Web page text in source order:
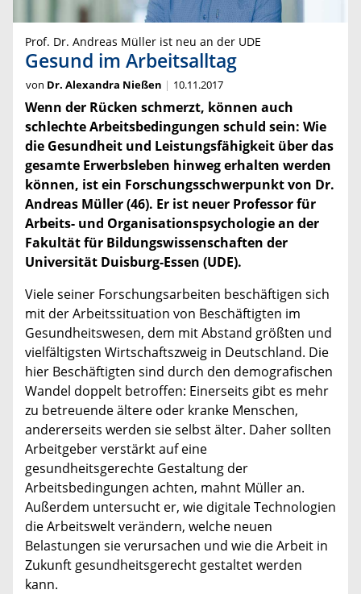
Prof. Dr. Andreas Müller ist neu an der UDE
Gesund im Arbeitsalltag
von Dr. Alexandra Nießen 10.11.2017
Wenn der Rücken schmerzt, können auch
schlechte Arbeitsbedingungen schuld sein: Wie
die Gesundheit und Leistungsfähigkeit über das
gesamte Erwerbsleben hinweg erhalten werden
können, ist ein Forschungsschwerpunkt von Dr.
Andreas Müller (46). Er ist neuer Professor für
Arbeits- und Organisationspsychologie an der
Fakultät für Bildungswissenschaften der
Universität Duisburg-Essen (UDE).
Viele seiner Forschungsarbeiten beschäftigen sich
mit der Arbeitssituation von Beschäftigten im
Gesundheitswesen, dem mit Abstand größten und
vielfältigsten Wirtschaftszweig in Deutschland. Die
hier Beschäftigten sind durch den demografischen
Wandel doppelt betroffen: Einerseits gibt es mehr
zu betreuende ältere oder kranke Menschen,
andererseits werden sie selbst älter. Daher sollten
Arbeitgeber verstärkt auf eine
gesundheitsgerechte Gestaltung der
Arbeitsbedingungen achten, mahnt Müller an.
Außerdem untersucht er, wie digitale Technologien
die Arbeitswelt verändern, welche neuen
Belastungen sie verursachen und wie die Arbeit in
Zukunft gesundheitsgerecht gestaltet werden
kann.